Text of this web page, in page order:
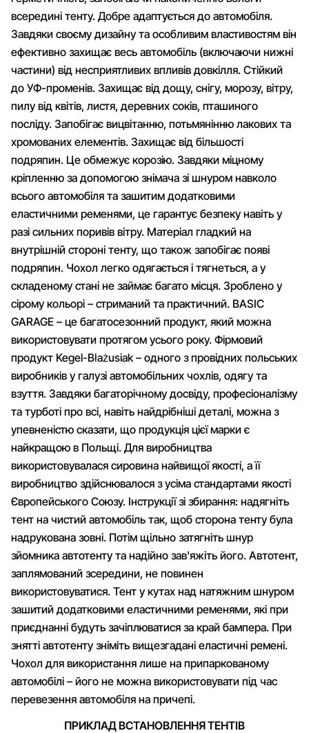
всередині тенту. Добре адаптується до автомобіля.
Завдяки своєму дизайну та особливим властивостям він
ефективно захищає весь автомобіль (включаючи нижні
частини) від несприятливих впливів довкілля. Стійкий
до УФ-променів. Захищає від дощу, снігу, морозу, вітру,
пилу від квітів, листя, деревних соків, пташиного
посліду. Запобігає вицвітанню, потьмянінню лакових та
хромованих елементів. Захищає від більшості
подряпин. Це обмежує корозію. Завдяки міцному
кріпленню за допомогою знімача зі шнуром навколо
всього автомобіля та зашитим додатковими
еластичними ременями, це гарантує безпеку навіть у
разі сильних поривів вітру. Матеріал гладкий на
внутрішній стороні тенту, що також запобігає появі
подряпин. Чохол легко одягається і тягнеться, а у
складеному стані не займає багато місця. Зроблено у
сірому кольорі – стриманий та практичний. BASIC
GARAGE – це багатосезонний продукт, який можна
використовувати протягом усього року. Фірмовий
продукт Kegel-Błażusiak – одного з провідних польських
виробників у галузі автомобільних чохлів, одягу та
взуття. Завдяки багаторічному досвіду, професіоналізму
та турботі про всі, навіть найдрібніші деталі, можна з
упевненістю сказати, що продукція цієї марки є
найкращою в Польщі. Для виробництва
використовувалася сировина найвищої якості, а її
виробництво здійснювалося з усіма стандартами якості
Європейського Союзу. Інструкції зі збирання: надягніть
тент на чистий автомобіль так, щоб сторона тенту була
надрукована зовні. Потім щільно затягніть шнур
зйомника автотенту та надійно зав'яжіть його. Автотент,
заплямований зсередини, не повинен
використовуватися. Тент у кутах над натяжним шнуром
зашитий додатковими еластичними ременями, які при
приєднанні будуть зачіплюватися за край бампера. При
знятті автотенту зніміть вищезгадані еластичні ремені.
Чохол для використання лише на припаркованому
автомобілі – його не можна використовувати під час
перевезення автомобіля на причепі.
ПРИКЛАД ВСТАНОВЛЕННЯ ТЕНТІВ